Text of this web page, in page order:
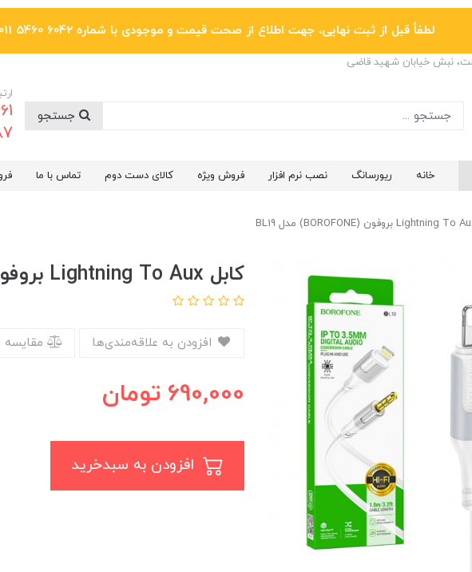
لطفاً قبل از ثبت نهایی، جهت اطلاع از صحت قیمت و موجودی با شماره 6042 5460 011 تماس بگیرید.
ملت، نبش خیابان شهید قاضی
خانه ریورسانگ نصب نرم افزار فروش ویژه کالای دست دوم تماس با ما
کابل Lightning To Aux بروفون (BOROFONE) مدل BL19
690,000 تومان